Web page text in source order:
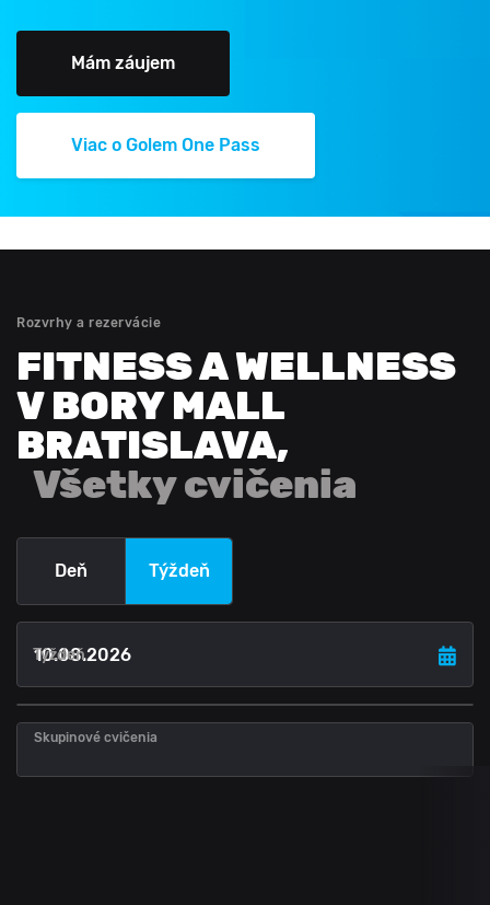
Mám záujem
Viac o Golem One Pass
Rozvrhy a rezervácie
FITNESS A WELLNESS
V BORY MALL
BRATISLAVA,
Všetky cvičenia
Deň Týždeň
Týždeň
Skupinové cvičenia